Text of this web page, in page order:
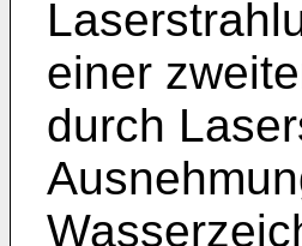
einer
durch